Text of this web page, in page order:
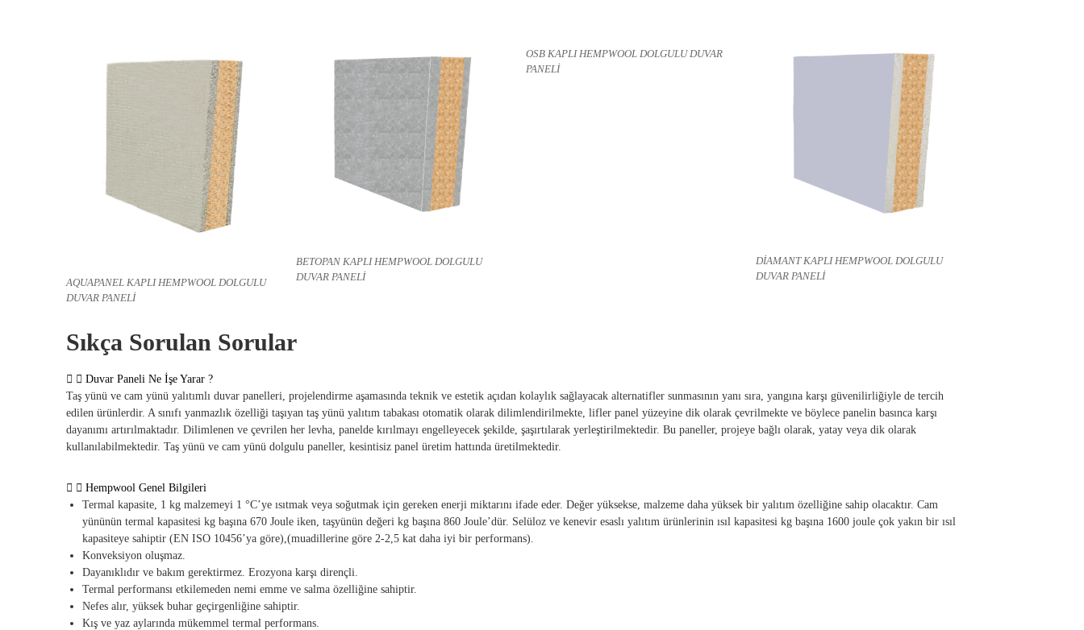
AQUAPANEL KAPLI HEMPWOOL DOLGULU
DUVAR PANELİ
BETOPAN KAPLI HEMPWOOL DOLGULU
DUVAR PANELİ
OSB KAPLI HEMPWOOL DOLGULU DUVAR
PANELİ
DİAMANT KAPLI HEMPWOOL DOLGULU
DUVAR PANELİ
Sıkça Sorulan Sorular
Duvar Paneli Ne İşe Yarar ?
Taş yünü ve cam yünü yalıtımlı duvar panelleri, projelendirme aşamasında teknik ve estetik açıdan kolaylık sağlayacak alternatifler sunmasının yanı sıra, yangına karşı güvenilirliğiyle de tercih
edilen ürünlerdir. A sınıfı yanmazlık özelliği taşıyan taş yünü yalıtım tabakası otomatik olarak dilimlendirilmekte, lifler panel yüzeyine dik olarak çevrilmekte ve böylece panelin basınca karşı
dayanımı artırılmaktadır. Dilimlenen ve çevrilen her levha, panelde kırılmayı engelleyecek şekilde, şaşırtılarak yerleştirilmektedir. Bu paneller, projeye bağlı olarak, yatay veya dik olarak
kullanılabilmektedir. Taş yünü ve cam yünü dolgulu paneller, kesintisiz panel üretim hattında üretilmektedir.
Hempwool Genel Bilgileri
Termal kapasite, 1 kg malzemeyi 1 °C’ye ısıtmak veya soğutmak için gereken enerji miktarını ifade eder. Değer yüksekse, malzeme daha yüksek bir yalıtım özelliğine sahip olacaktır. Cam
yününün termal kapasitesi kg başına 670 Joule iken, taşyünün değeri kg başına 860 Joule’dür. Selüloz ve kenevir esaslı yalıtım ürünlerinin ısıl kapasitesi kg başına 1600 joule çok yakın bir ısıl
kapasiteye sahiptir (EN ISO 10456’ya göre),(muadillerine göre 2-2,5 kat daha iyi bir performans).
Konveksiyon oluşmaz.
Dayanıklıdır ve bakım gerektirmez. Erozyona karşı dirençli.
Termal performansı etkilemeden nemi emme ve salma özelliğine sahiptir.
Nefes alır, yüksek buhar geçirgenliğine sahiptir.
Kış ve yaz aylarında mükemmel termal performans.